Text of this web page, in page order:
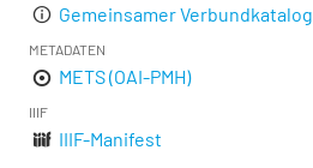
Gemeinsamer Verbundkatalog
METADATEN
METS (OAI-PMH)
IIIF
IIIF-Manifest